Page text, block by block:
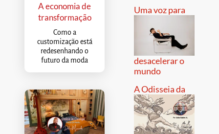
A economia de
transformação
Como a
customização está
redesenhando o
futuro da moda
Uma voz para
desacelerar o
mundo
A Odisseia da